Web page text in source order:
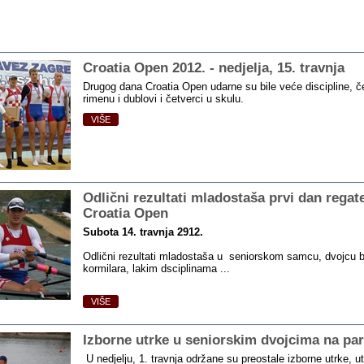
Croatia Open 2012. ‑ nedjelja, 15. travnja
Drugog dana Croatia Open udarne su bile veće discipline,
rimenu i dublovi i četverci u skulu.
VIŠE
Odlični rezultati mladostaša prvi dan
Croatia Open
Subota 14. travnja 2912.
Odlični rezultati mladostaša u seniorskom samcu, dvojcu
kormilara, lakim dsciplinama ...
VIŠE
Izborne utrke u seniorskim dvojcima na
U nedjelju, 1. travnja održane su preostale izborne utrke,